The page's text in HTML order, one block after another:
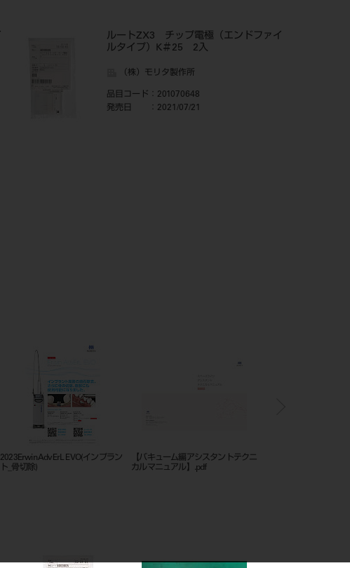
ルートZX3 チップ電極（エンドファイ
ルタイプ）K＃25 2入
（株）モリタ製作所
品目コード ：201070648
発売日
：2021/07/21
2023Erwin AdvErL EVO(インプラン
ト_骨切除)
【バキューム編アシスタントテクニ
カルマニュアル】.pdf